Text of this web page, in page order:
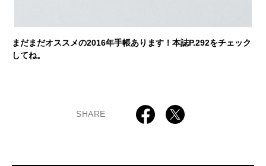
まだまだオススメの2016年手帳あります！本誌P.292をチェック
してね。
SHARE